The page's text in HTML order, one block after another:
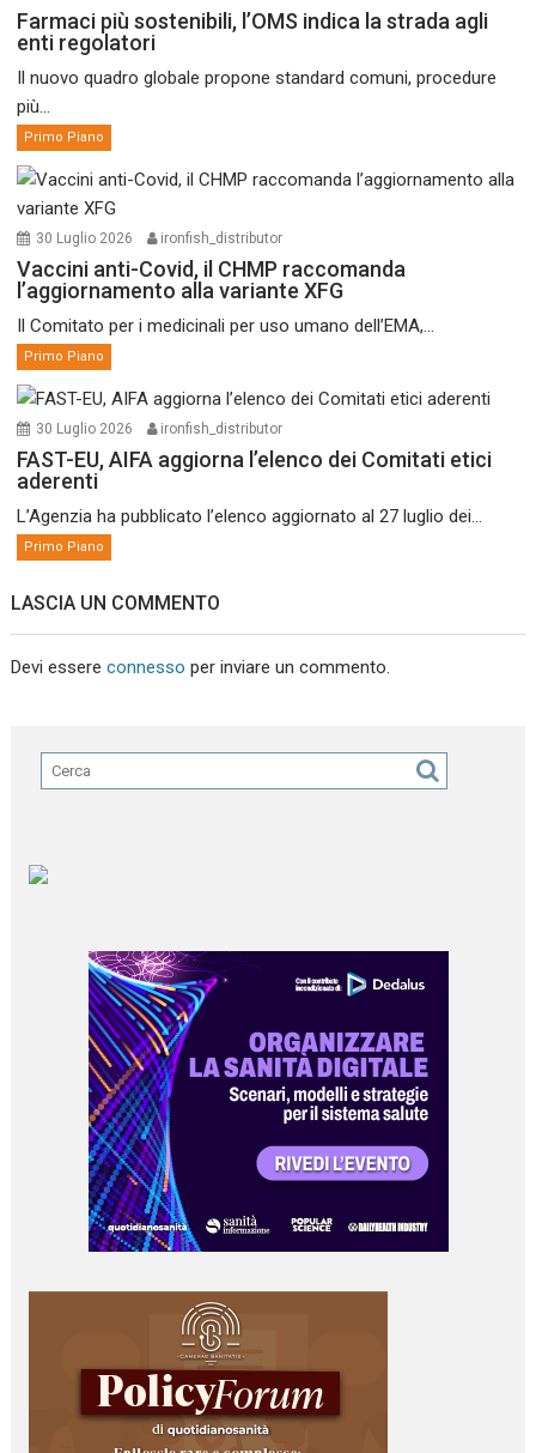
Farmaci più sostenibili, l’OMS indica la strada agli
enti regolatori
Il nuovo quadro globale propone standard comuni, procedure
più...
Primo Piano
30 Luglio 2026 ironfish_distributor
Vaccini anti-Covid, il CHMP raccomanda
l’aggiornamento alla variante XFG
Il Comitato per i medicinali per uso umano dell’EMA,...
Primo Piano
30 Luglio 2026 ironfish_distributor
FAST-EU, AIFA aggiorna l’elenco dei Comitati etici
aderenti
L’Agenzia ha pubblicato l’elenco aggiornato al 27 luglio dei...
Primo Piano
LASCIA UN COMMENTO
Devi essereconnesso per inviare un commento.